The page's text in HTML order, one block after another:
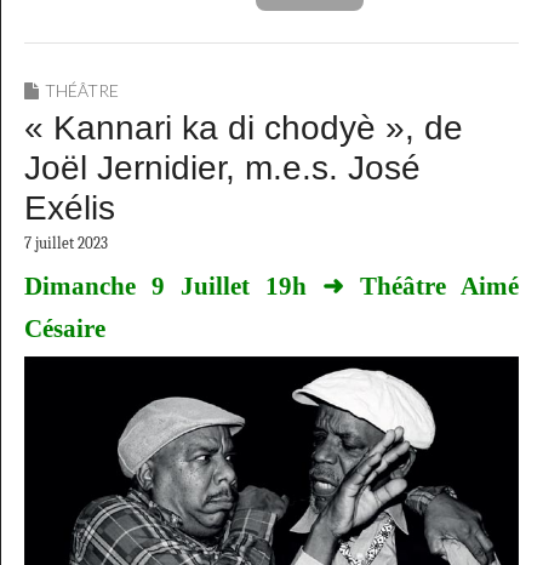
THÉÂTRE
« Kannari ka di chodyè », de
Joël Jernidier, m.e.s. José
Exélis
7 juillet 2023
Dimanche 9 Juillet 19h ➜ Théâtre Aimé
Césaire